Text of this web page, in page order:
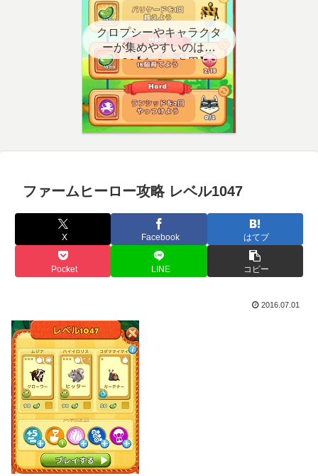
クロプシーやキャラクタ
ーが集めやすいのはど
こ？【クエスト用】
ファームヒーロー攻略 レベル1047
X Facebook はてブ
Pocket LINE コピー
2016.07.01